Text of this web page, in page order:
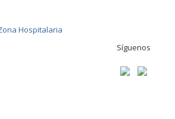
Síguenos